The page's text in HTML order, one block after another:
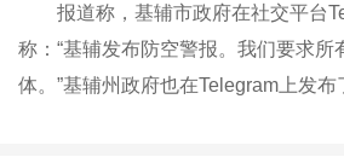
报道称，基辅市政府在社交平台
称：“基辅发布防空警报。我们要求所
体。”基辅州政府也在Telegram上发布